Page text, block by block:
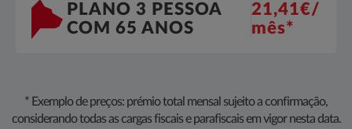
PLANO 3 PESSOA
COM 65 ANOS
21,41€/
mês*
* Exemplo de preços: prémio total mensal sujeito a confirmação,
considerando todas as cargas fiscais e parafi​scais em vigor nesta data.